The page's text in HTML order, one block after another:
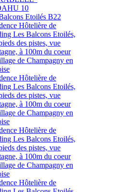
10
Etoilés B22
Hôtelière de
Les Balcons Etoilés,
des pistes, vue
à 100m du coeur
de Champagny en
Hôtelière de
Les Balcons Etoilés,
des pistes, vue
à 100m du coeur
de Champagny en
Hôtelière de
Les Balcons Etoilés,
des pistes, vue
à 100m du coeur
de Champagny en
Hôtelière de